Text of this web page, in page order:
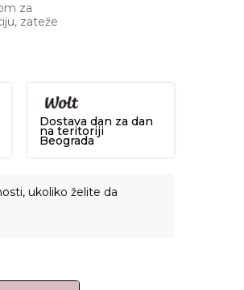
za
zateže
Dostava dan za dan
na teritoriji
Beograda
ukoliko želite da